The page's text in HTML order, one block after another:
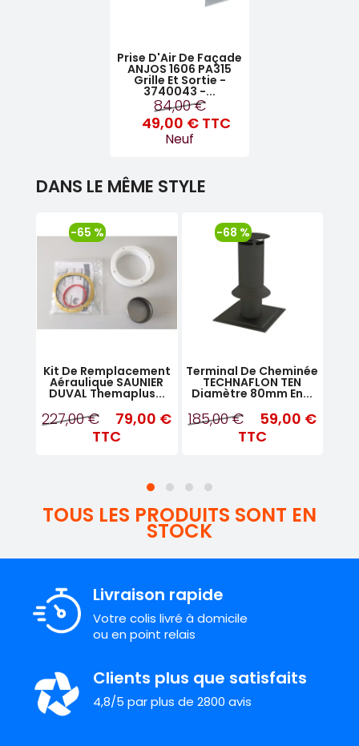
Prise D'Air De Façade
ANJOS 1606 PA315
Grille Et Sortie -
3740043 -...
84,00 €
49,00 € TTC
Neuf
DANS LE MÊME STYLE
Kit De Remplacement
Aéraulique SAUNIER
DUVAL Themaplus...
227,00 €
79,00 €
TTC
-65 %
Terminal De Cheminée
TECHNAFLON TEN
Diamètre 80mm En...
185,00 €
59,00 €
TTC
-68 %
TOUS LES PRODUITS SONT EN
STOCK
Livraison rapide
Votre colis livré à domicile
ou en point relais
Clients plus que satisfaits
4,8/5 par plus de 2800 avis